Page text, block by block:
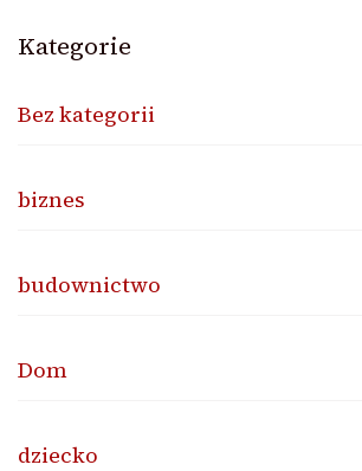
Kategorie
Bez kategorii
biznes
budownictwo
Dom
dziecko